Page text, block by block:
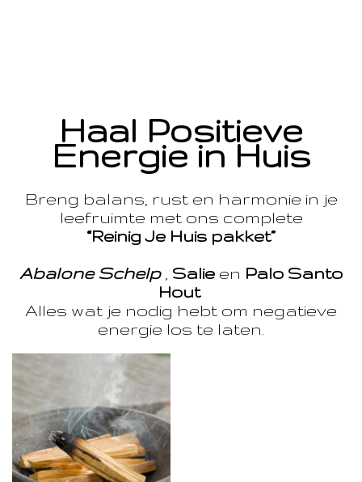
Haal Positieve
Energie in Huis
Breng balans, rust en harmonie in je
leefruimte met ons complete
“Reinig Je Huis pakket”
Abalone Schelp, Salie en Palo Santo
Hout
Alles wat je nodig hebt om negatieve
energie los te laten.